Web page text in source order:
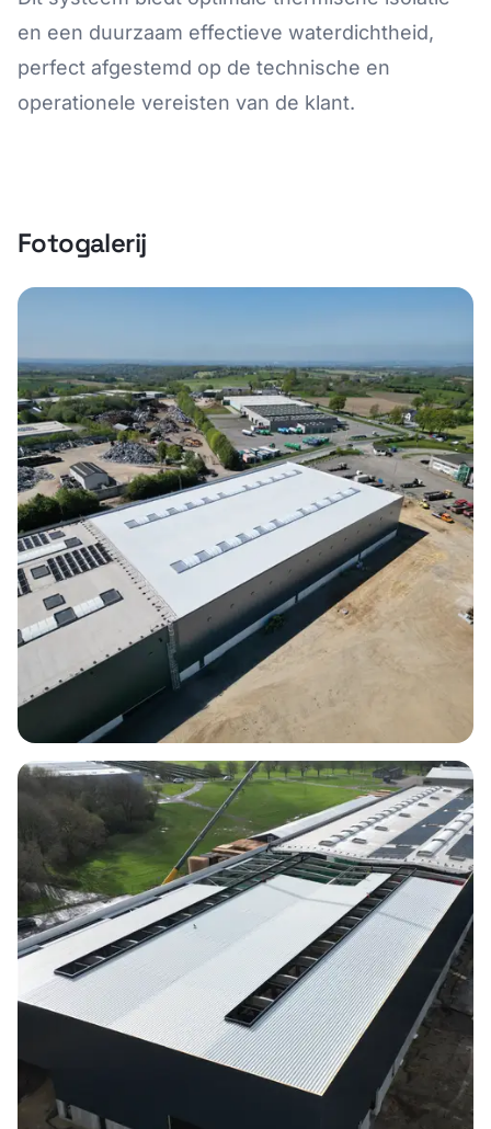
en een duurzaam effectieve waterdichtheid,
perfect afgestemd op de technische en
operationele vereisten van de klant.
Fotogalerij